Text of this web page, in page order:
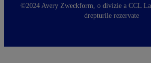
t
e
©2024 Avery Zweckform, o divizie a CCL
drepturile rezervate